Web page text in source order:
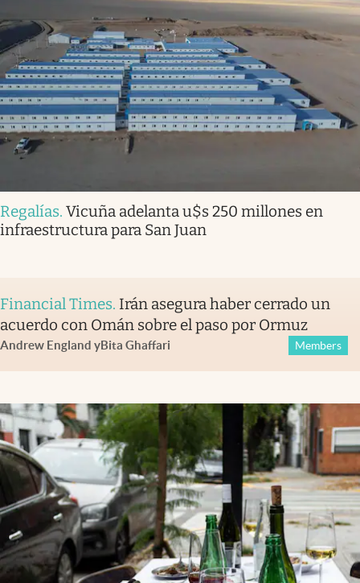
Regalías. Vicuña adelanta u$s 250 millones en
infraestructura para San Juan
Financial Times. Irán asegura haber cerrado un
acuerdo con Omán sobre el paso por Ormuz
Andrew England yBita Ghaffari Members